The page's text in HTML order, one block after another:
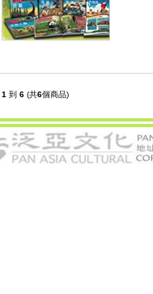
1 到 6(共6個商品)